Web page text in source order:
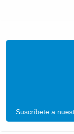
Suscríbete a